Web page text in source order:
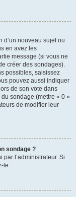
d’un nouveau sujet ou
en avez les
message (si vous ne
créer des sondages).
possibles, saisissez
pouvez aussi indiquer
de son vote dans
sondage (mettre « 0 »
de modifier leur
sondage ?
par l’administrateur. Si
le.